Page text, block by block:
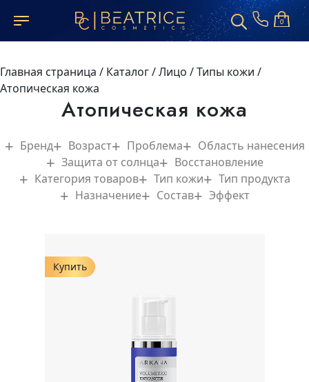
0
Главная страница / Каталог/Лицо /Типы кожи /
Атопическая кожа
Атопическая кожа
Бренд Возраст Проблема
Область нанесения
Защита от солнца
Восстановление
Категория товаров
Тип кожи
Тип продукта
Назначение
Состав Эффект
Купить